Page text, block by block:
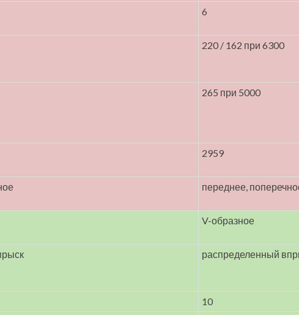
6
220 / 162 при 6300
265 при 5000
2959
переднее,
V-образное
распределенный
10